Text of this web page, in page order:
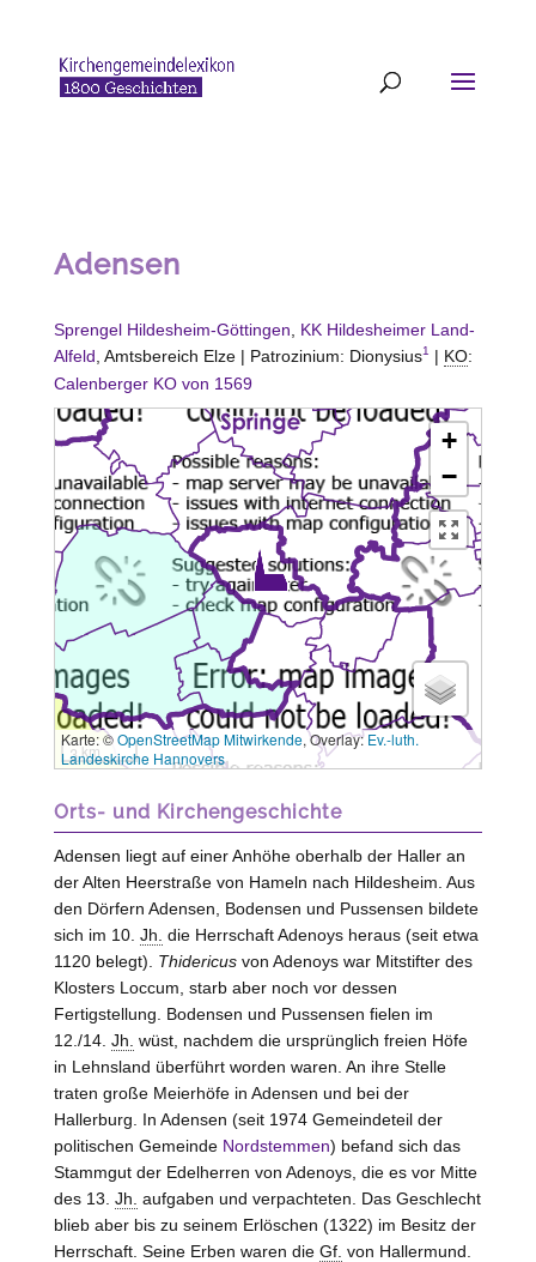
Adensen
Sprengel Hildesheim-Göttingen
KK Hildesheimer Land-
Alfeld , Amtsbereich Elze| Patrozinium: Dionysius1 | KO:
Calenberger KO von 1569
+
−
3 km
Karte: ©OpenStreetMap Mitwirkende, Overlay:Ev.-luth.
Landeskirche Hannovers
Orts- und Kirchengeschichte
Adensen liegt auf einer Anhöhe oberhalb der Haller an
der Alten Heerstraße von Hameln nach Hildesheim. Aus
den Dörfern Adensen, Bodensen und Pussensen bildete
sich im 10. Jh. die Herrschaft Adenoys heraus (seit etwa
1120 belegt). Thidericusvon Adenoyswar Mitstifter des
Klosters Loccum , starb aber noch vor dessen
Fertigstellung. Bodensen und Pussensen fielen im
12./14. Jh. wüst, nachdem die ursprünglich freien Höfe
in Lehnsland überführt worden waren. An ihre Stelle
traten große Meierhöfe in Adensen und bei der
Hallerburg. In Adensen (seit 1974 Gemeindeteil der
politischen Gemeinde Nordstemmen) befand sich das
Stammgut der Edelherren von Adenoys, die es vor Mitte
des 13. Jh. aufgaben und verpachteten. Das Geschlecht
blieb aber bis zu seinem Erlöschen (1322) im Besitz der
Herrschaft. Seine Erben waren die Gf. von Hallermund.